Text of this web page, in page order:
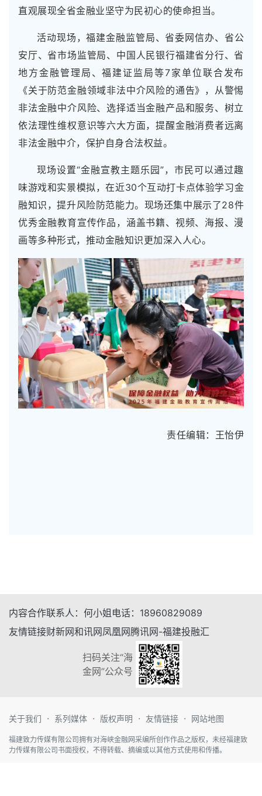
直观展现全省金融业坚守为民初心的使命担当。
活动现场，福建金融监管局、省委网信办、省公
安厅、省市场监管局、中国人民银行福建省分行、省
地方金融管理局、福建证监局等7家单位联合发布
《关于防范金融领域非法中介风险的通告》，从警惕
非法金融中介风险、选择适当金融产品和服务、树立
依法理性维权意识等六大方面，提醒金融消费者远离
非法金融中介，保护自身合法权益。
现场设置“金融宣教主题乐园”，市民可以通过趣
味游戏和实景模拟，在近30个互动打卡点体验学习金
融知识，提升风险防范能力。现场还集中展示了28件
优秀金融教育宣传作品，涵盖书籍、视频、海报、漫
画等多种形式，推动金融知识更加深入人心。
责任编辑：王怡伊
内容合作联系人： 何小姐 电话： 18960829089
友情链接财新网和讯网凤凰网腾讯网-福建投融汇
扫码关注“海
金网”公众号
关于我们 · 系列媒体 · 版权声明 · 友情链接 · 网站地图
福建致力传媒有限公司拥有对海峡金融网采编所创作作品之版权，未经福建致
力传媒有限公司书面授权，不得转载、摘编或以其他方式使用和传播。